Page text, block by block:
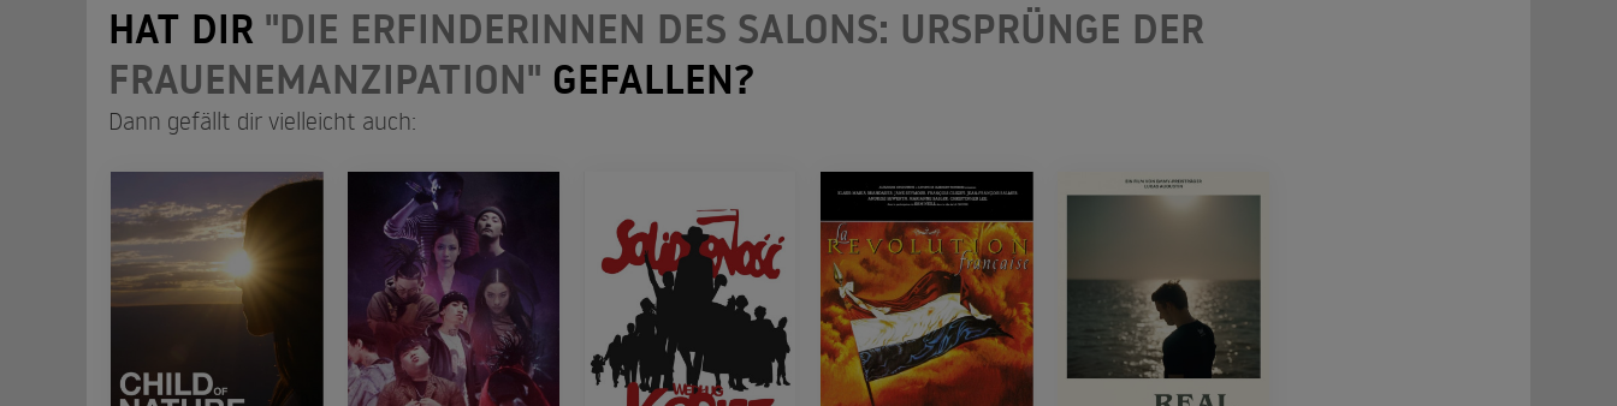
HAT DIR "DIE ERFINDERINNEN DES SALONS: URSPRÜNGE DER
FRAUENEMANZIPATION" GEFALLEN?
Dann gefällt dir vielleicht auch: